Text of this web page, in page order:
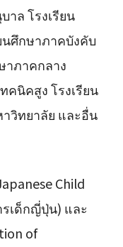
าล โรงเรียน
นศึกษาภาคบังคับ
าภาคกลาง
คนิคสูง โรงเรียน
วิทยาลัย และอื่น
Child
เด็กญี่ปุ่น) และ
of